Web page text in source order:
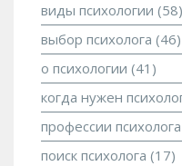
виды психологии (58)
выбор психолога (46)
о психологии (41)
когда нужен
профессии психолога
поиск психолога (17)